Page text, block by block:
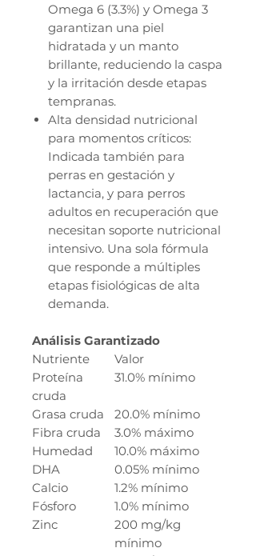
Omega 6 (3.3%) y Omega 3
garantizan una piel
hidratada y un manto
brillante, reduciendo la caspa
y la irritación desde etapas
tempranas.
Alta densidad nutricional
para momentos críticos:
Indicada también para
perras en gestación y
lactancia, y para perros
adultos en recuperación que
necesitan soporte nutricional
intensivo. Una sola fórmula
que responde a múltiples
etapas fisiológicas de alta
demanda.
Análisis Garantizado
Nutriente
Valor
Proteína
cruda
31.0% mínimo
Grasa cruda
20.0% mínimo
Fibra cruda
3.0% máximo
Humedad
10.0% máximo
DHA
0.05% mínimo
Calcio
1.2% mínimo
Fósforo
1.0% mínimo
Zinc
200 mg/kg
mínimo